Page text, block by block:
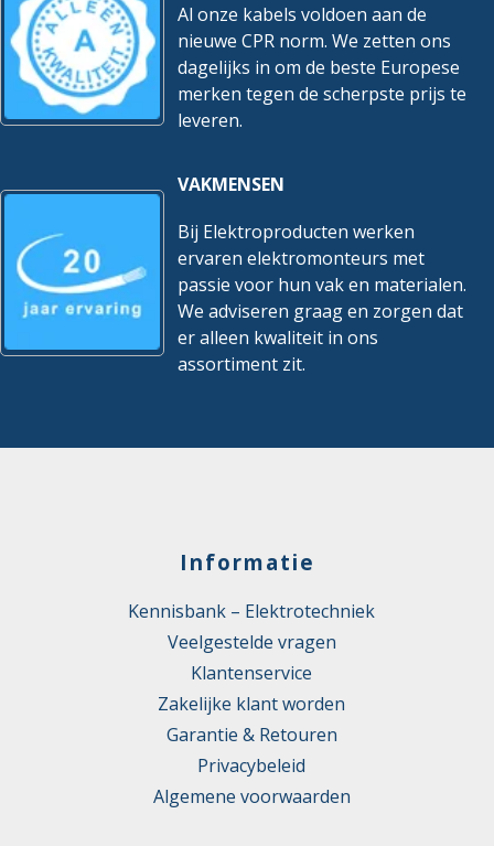
Al onze kabels voldoen aan de
nieuwe CPR norm. We zetten ons
dagelijks in om de beste Europese
merken tegen de scherpste prijs te
leveren.
VAKMENSEN
Bij Elektroproducten werken
ervaren elektromonteurs met
passie voor hun vak en materialen.
We adviseren graag en zorgen dat
er alleen kwaliteit in ons
assortiment zit.
Informatie
Kennisbank – Elektrotechniek
Veelgestelde vragen
Klantenservice
Zakelijke klant worden
Garantie & Retouren
Privacybeleid
Algemene voorwaarden